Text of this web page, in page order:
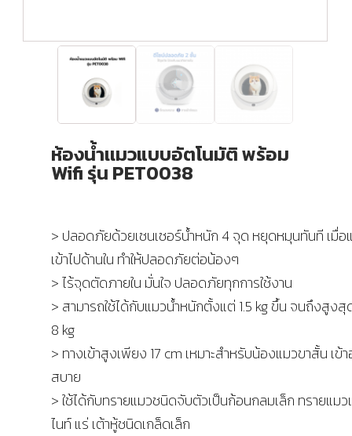
ห้องน้ำเเมวแบบอัตโนมัติ พร้อม
Wifi รุ่น PET0038
> ปลอดภัยด้วยเซนเซอร์น้ำหนัก 4 จุด หยุดหมุนทันที เมื่อ
เข้าไปด้านใน ทำให้ปลอดภัยต่อน้องๆ
> ไร้จุดตัดภายใน มั่นใจ ปลอดภัยทุกการใช้งาน
> สามารถใช้ได้กับแมวน้ำหนักตั้งแต่ 1.5 kg ขึ้น จนถึงสูงสุ
8 kg
> ทางเข้าสูงเพียง 17 cm เหมาะสำหรับน้องแมวขาสั้น เข้
สบาย
> ใช้ได้กับทรายแมวชนิดจับตัวเป็นก้อนกลมเล็ก ทรายแมว
ไนท์ แร่ เต้าหู้ชนิดเกล็ดเล็ก